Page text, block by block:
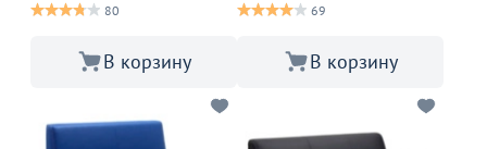
80
В корзину
69
В корзину